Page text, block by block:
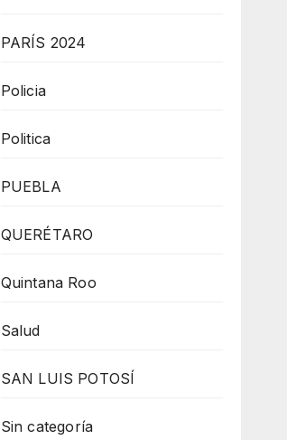
PARÍS 2024
Policia
Politica
PUEBLA
QUERÉTARO
Quintana Roo
Salud
SAN LUIS POTOSÍ
Sin categoría